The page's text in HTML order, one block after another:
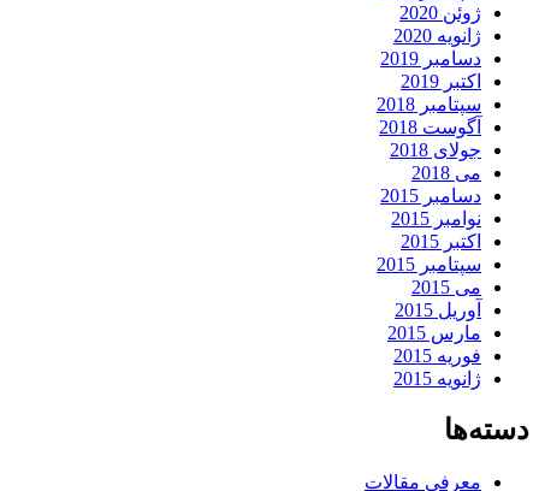
ژوئن 2020
ژانویه 2020
دسامبر 2019
اکتبر 2019
سپتامبر 2018
آگوست 2018
جولای 2018
می 2018
دسامبر 2015
نوامبر 2015
اکتبر 2015
سپتامبر 2015
می 2015
آوریل 2015
مارس 2015
فوریه 2015
ژانویه 2015
دسته‌ها
معرفی مقالات